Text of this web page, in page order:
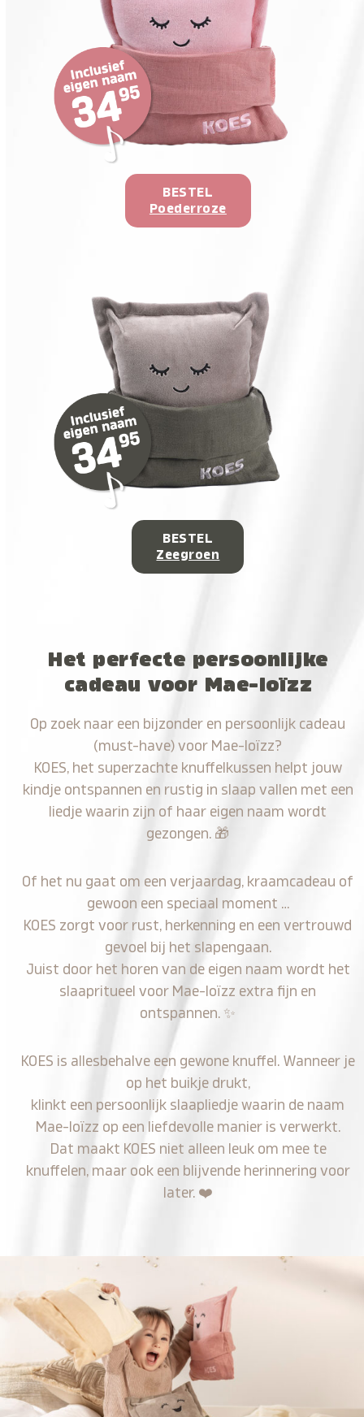
BESTEL
Poederroze
BESTEL
Zeegroen
Het perfecte persoonlijke
cadeau voor Mae-loïzz
Op zoek naar een bijzonder en persoonlijk cadeau
(must-have) voor Mae-loïzz?
KOES, het superzachte knuffelkussen helpt jouw
kindje ontspannen en rustig in slaap vallen met een
liedje waarin zijn of haar eigen naam wordt
gezongen. 🎁
Of het nu gaat om een verjaardag, kraamcadeau of
gewoon een speciaal moment …
KOES zorgt voor rust, herkenning en een vertrouwd
gevoel bij het slapengaan.
Juist door het horen van de eigen naam wordt het
slaapritueel voor Mae-loïzz extra fijn en
ontspannen. ✨
KOES is allesbehalve een gewone knuffel. Wanneer je
op het buikje drukt,
klinkt een persoonlijk slaapliedje waarin de naam
Mae-loïzz op een liefdevolle manier is verwerkt.
Dat maakt KOES niet alleen leuk om mee te
knuffelen, maar ook een blijvende herinnering voor
later. ❤️